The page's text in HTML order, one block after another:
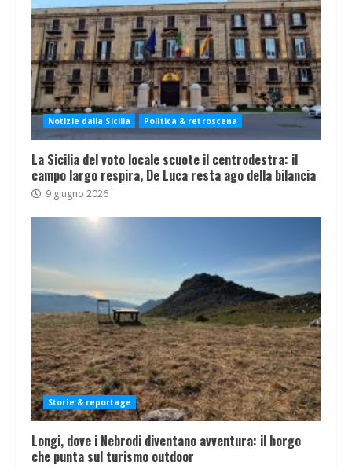
Notizie dalla Sicilia Politica & retroscena
La Sicilia del voto locale scuote il centrodestra: il
campo largo respira, De Luca resta ago della bilancia
9 giugno 2026
Storie & reportage
Longi, dove i Nebrodi diventano avventura: il borgo
che punta sul turismo outdoor